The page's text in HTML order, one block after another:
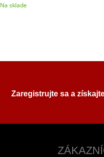
Na sklade
Zaregistrujte sa a